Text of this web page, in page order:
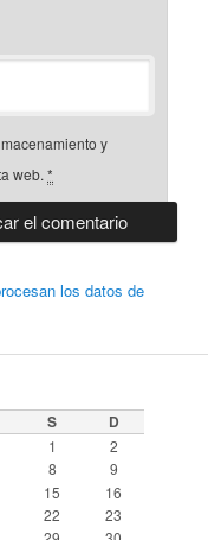
y
web.*
los datos de
S D
1 2
8
9
15
16
22
23